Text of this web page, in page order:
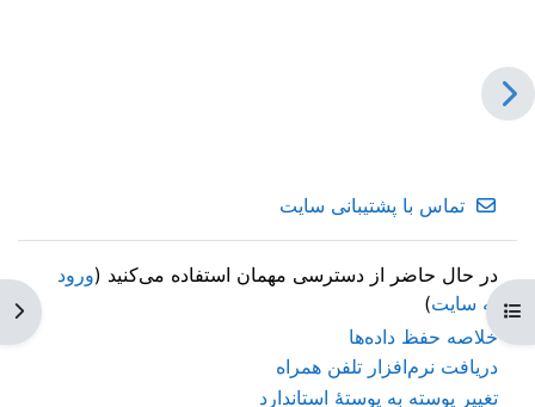
باز کردن فهرست درس
تماس با پشتیبانی سایت
در حال حاضر از دسترسی مهمان استفاده می‌کنید (ورود
به سایت)
خلاصه حفظ داده‌ها
دریافت نرم‌افزار تلفن همراه
تغییر پوسته به پوستهٔ استاندارد